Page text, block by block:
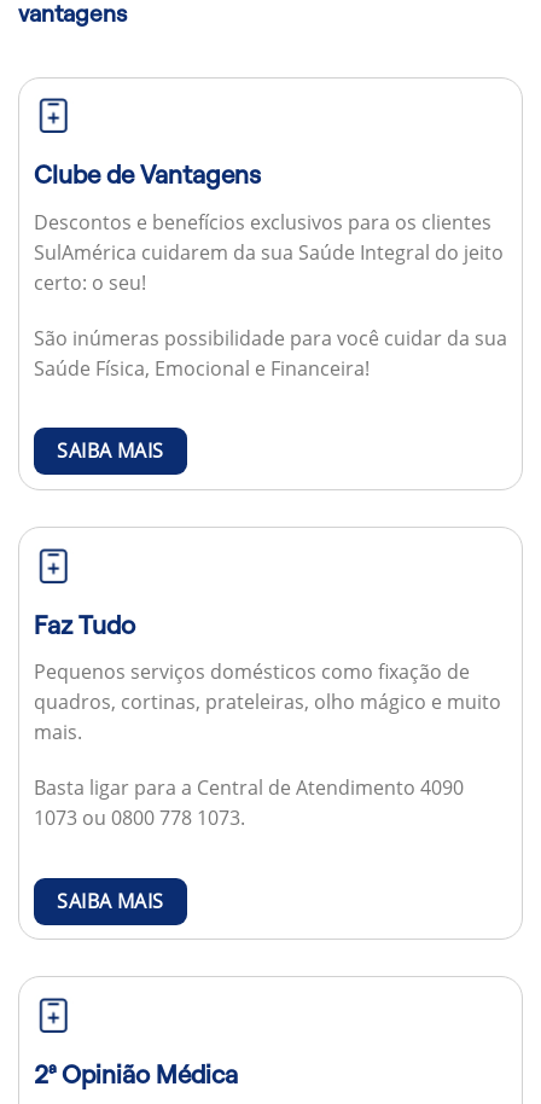
vantagens
Clube de Vantagens
Descontos e benefícios exclusivos para os clientes
SulAmérica cuidarem da sua Saúde Integral do jeito
certo: o seu!
São inúmeras possibilidade para você cuidar da sua
Saúde Física, Emocional e Financeira!
SAIBA MAIS
Faz Tudo
Pequenos serviços domésticos como fixação de
quadros, cortinas, prateleiras, olho mágico e muito
mais.
Basta ligar para a Central de Atendimento 4090
1073 ou 0800 778 1073.
SAIBA MAIS
2ª Opinião Médica